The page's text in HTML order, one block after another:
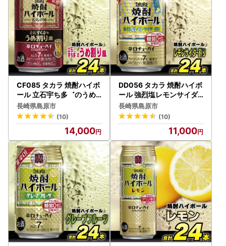
CF085 タカラ 焼酎ハイボ
ール 立石宇ち多゛のうめ
割り風 350ml 24本
長崎県島原市
(10)
14,000
DD056 タカラ 焼酎ハイボ
ール 強烈塩レモンサイダ
ー割り 350ml 24本
長崎県島原市
(10)
11,000